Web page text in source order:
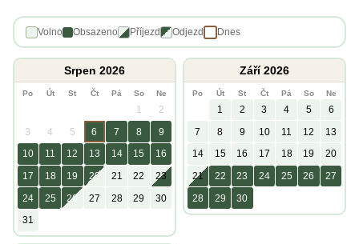
Volno Obsazeno Příjezd Odjezd Dnes
Srpen 2026
Po Út St Čt Pá So Ne
1
2
3
4 5 6 7 8
9
10
11 12 13 14 15
16
17
18 19 20 21 22
23
24
25 26 27 28 29
30
31
Září 2026
Po Út St Čt Pá So Ne
1 2 3 4 5
6
7
8 9 10 11 12
13
14
15 16 17 18 19
20
21
22 23 24 25 26
27
28
29 30